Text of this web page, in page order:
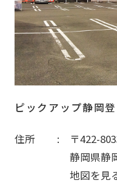
ピックアップ静岡
住所
〒422-
静岡県静
地図を見